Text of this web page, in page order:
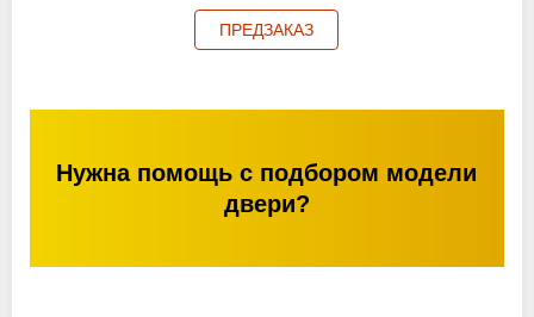
ПРЕДЗАКАЗ
Нужна помощь с подбором модели
двери?